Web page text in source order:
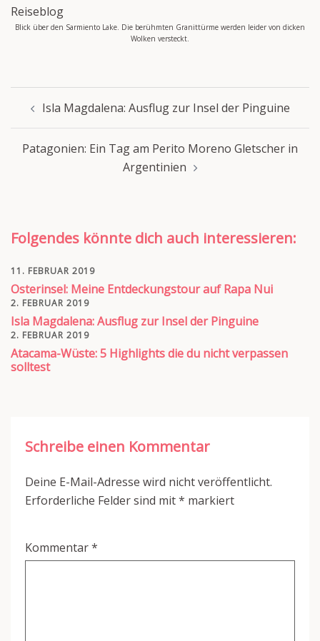
Blick über den Sarmiento Lake. Die berühmten Granittürme werden leider von dicken
Wolken versteckt.
Isla Magdalena: Ausflug zur Insel der Pinguine
Patagonien: Ein Tag am Perito Moreno Gletscher in
Argentinien
Folgendes könnte dich auch interessieren:
11. FEBRUAR 2019
Osterinsel: Meine Entdeckungstour auf Rapa Nui
2. FEBRUAR 2019
Isla Magdalena: Ausflug zur Insel der Pinguine
2. FEBRUAR 2019
Atacama-Wüste: 5 Highlights die du nicht verpassen
solltest
Schreibe einen Kommentar
Deine E-Mail-Adresse wird nicht veröffentlicht.
Erforderliche Felder sind mit* markiert
Kommentar*